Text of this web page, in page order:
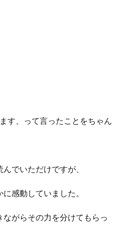
す、って言ったことをちゃん
でいただけですが、
感動していました。
がらその力を分けてもらっ